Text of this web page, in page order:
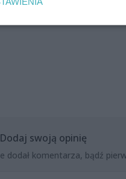
Dodaj swoją opinię
dodał komentarza, bądź